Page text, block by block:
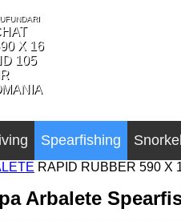
Spearfishing
RAPID RUBBER 590 X
Arbalete